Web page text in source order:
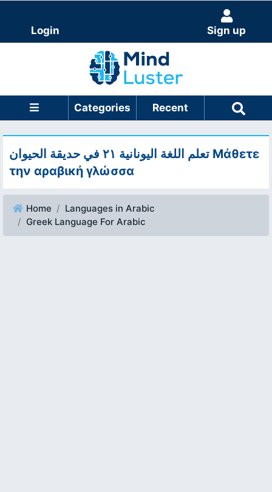
Login Sign up
Categories Recent
تعلم اللغة اليونانية ٢١ في حديقة الحيوان Μάθετε
την αραβική γλώσσα
Home
Languages in Arabic
Greek Language For Arabic